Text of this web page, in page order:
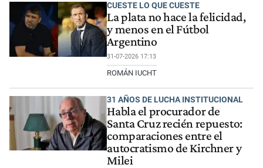
CUESTE LO QUE CUESTE
La plata no hace la felicidad,
y menos en el Fútbol
Argentino
31-07-2026 17:13
ROMÁN IUCHT
31 AÑOS DE LUCHA INSTITUCIONAL
Habla el procurador de
Santa Cruz recién repuesto:
comparaciones entre el
autocratismo de Kirchner y
Milei